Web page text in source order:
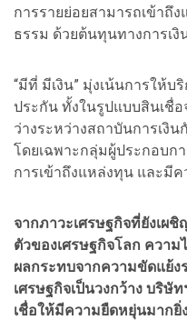
การรายย่อยสามารถเข้าถึ
ธรรม ด้วยต้นทุนทางการเงิ
“มีที่ มีเงิน” มุ่งเน้นการให้
ประกัน ทั้งในรูปแบบสินเชื่
ว่างระหว่างสถาบันการเงิ
โดยเฉพาะกลุ่มผู้ประกอบ
การเข้าถึงแหล่งทุน และมีค
จากภาวะเศรษฐกิจที่ยังเผ
ตัวของเศรษฐกิจโลก ควา
ผลกระทบจากความขัดแย้ง
เศรษฐกิจเป็นวงกว้าง บริษั
เชื่อให้มีความยืดหยุ่นมากยิ่